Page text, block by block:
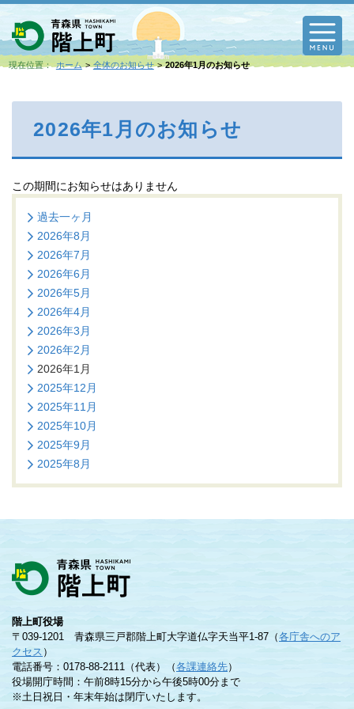
現在位置： ホーム 全体のお知らせ 2026年1月のお知らせ
過去一ヶ月
2026年8月
2026年7月
2026年6月
2026年5月
2026年4月
2026年3月
2026年2月
2026年1月
2025年12月
2025年11月
2025年10月
2025年9月
2025年8月
2026年1月のお知らせ
この期間にお知らせはありません
階上町役場
〒039-1201 青森県三戸郡階上町大字道仏字天当平1-87（各庁舎へのア
クセス ）
電話番号：0178-88-2111（代表）（各課連絡先）
役場開庁時間：午前8時15分から午後5時00分まで
※土日祝日・年末年始は閉庁いたします。